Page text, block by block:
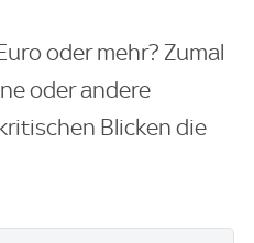
oder mehr? Zumal
oder andere
Blicken die